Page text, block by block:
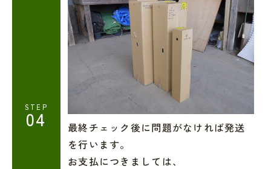
STEP
04
最終チェック後に問題がなければ発送
を行います。
お支払につきましては、